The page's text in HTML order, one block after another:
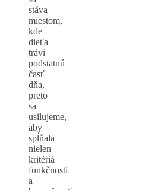
stáva
miestom,
kde
dieťa
trávi
podstatnú
časť
dňa,
preto
sa
usilujeme,
aby
spĺňala
nielen
kritériá
funkčnosti
a